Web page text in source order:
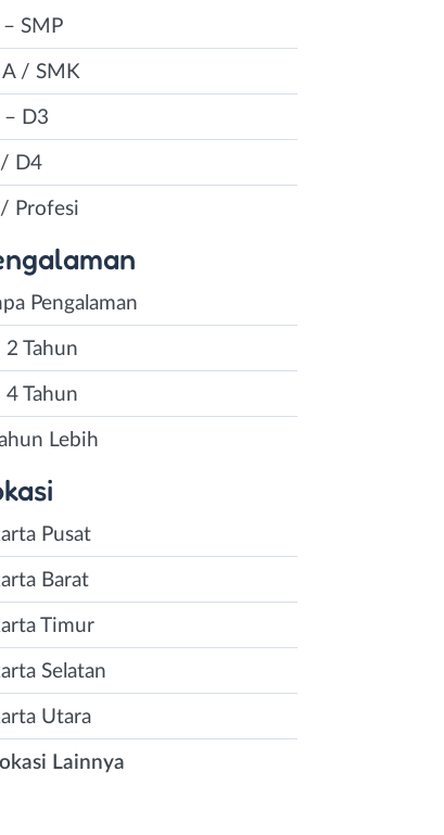
– SMP
/ SMK
– D3
D4
Profesi
Pengalaman
2 Tahun
4 Tahun
Lebih
Pusat
Barat
Timur
Selatan
Utara
Lainnya